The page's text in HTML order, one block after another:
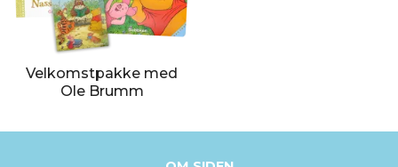
Velkomstpakke med
Ole Brumm